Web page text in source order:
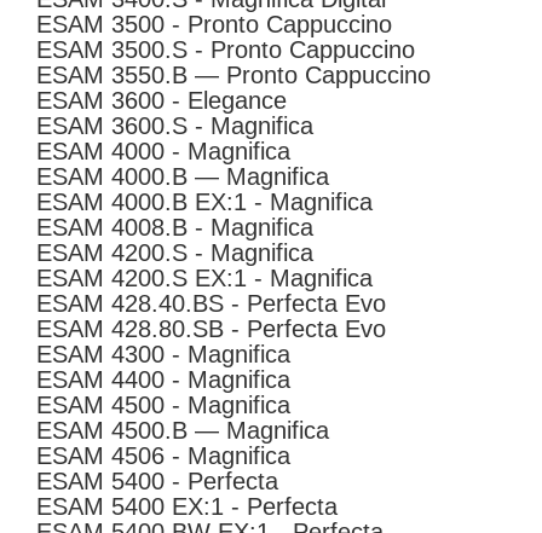
ESAM 3500 - Pronto Cappuccino
ESAM 3500.S - Pronto Cappuccino
ESAM 3550.B — Pronto Cappuccino
ESAM 3600 - Elegance
ESAM 3600.S - Magnifica
ESAM 4000 - Magnifica
ESAM 4000.B — Magnifica
ESAM 4000.B EX:1 - Magnifica
ESAM 4008.B - Magnifica
ESAM 4200.S - Magnifica
ESAM 4200.S EX:1 - Magnifica
ESAM 428.40.BS - Perfecta Evo
ESAM 428.80.SB - Perfecta Evo
ESAM 4300 - Magnifica
ESAM 4400 - Magnifica
ESAM 4500 - Magnifica
ESAM 4500.B — Magnifica
ESAM 4506 - Magnifica
ESAM 5400 - Perfecta
ESAM 5400 EX:1 - Perfecta